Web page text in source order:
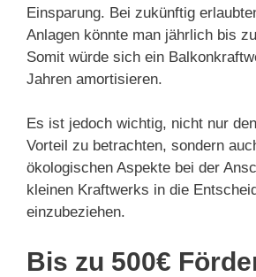
Einsparung. Bei zukünftig
Anlagen könnte man jährlich bis
Somit würde sich ein
Jahren amortisieren.
Es ist jedoch wichtig, nicht nur
Vorteil zu betrachten, sondern
ökologischen Aspekte bei der
kleinen Kraftwerks in die
einzubeziehen.
Bis zu 500€